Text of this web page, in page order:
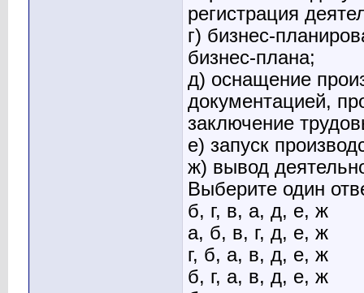
регистрация
г) бизнес-
бизнес-плана;
д) оснащение
документацией,
заключение
е) запуск
ж) вывод
Выберите один
б, г, в, а, д, е, ж
а, б, в, г, д, е, ж
г, б, а, в, д, е, ж
б, г, а, в, д, е, ж